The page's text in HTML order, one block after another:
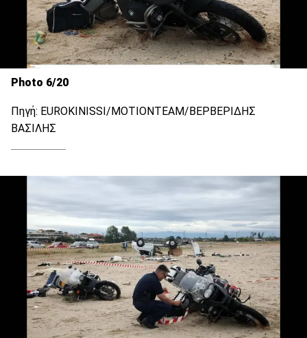
Photo 6/20
Πηγή: EUROKINISSI/ΜΟΤΙΟΝΤΕΑΜ/ΒΕΡΒΕΡΙΔΗΣ
ΒΑΣΙΛΗΣ